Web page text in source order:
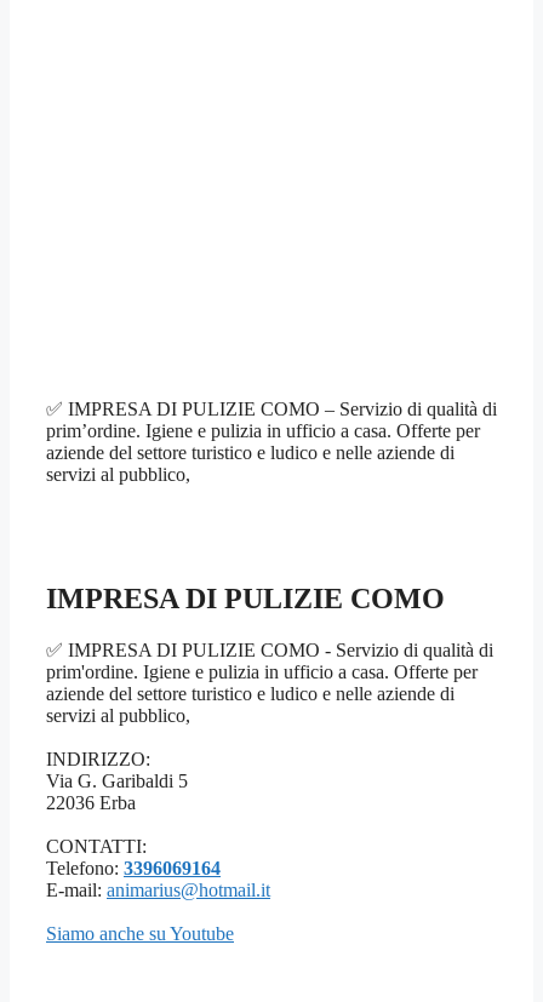
✅ IMPRESA DI PULIZIE COMO – Servizio di qualità di
prim’ordine. Igiene e pulizia in ufficio a casa. Offerte per
aziende del settore turistico e ludico e nelle aziende di
servizi al pubblico,
IMPRESA DI PULIZIE COMO
✅ IMPRESA DI PULIZIE COMO - Servizio di qualità di
prim'ordine. Igiene e pulizia in ufficio a casa. Offerte per
aziende del settore turistico e ludico e nelle aziende di
servizi al pubblico,
INDIRIZZO:
Via G. Garibaldi 5
22036 Erba
CONTATTI:
Telefono: 3396069164
E-mail: animarius@hotmail.it
Siamo anche su Youtube